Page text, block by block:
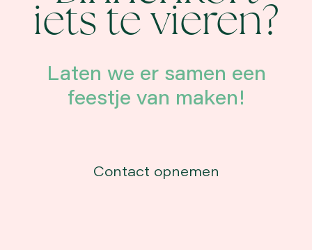
iets te vieren?
Laten we er samen een
feestje van maken!
Contact opnemen